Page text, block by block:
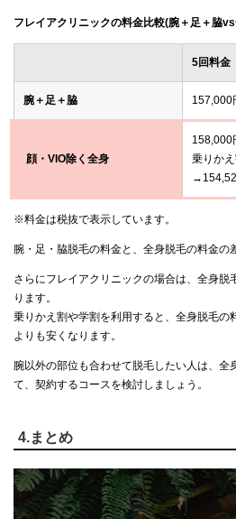
フレイアクリニックの料金比較(腕＋足＋脇
5回料金
腕＋足＋脇 157,000
顔・VIO除く全身
158,000
乗りか
※料金は税抜で表示しています。
腕・足・脇脱毛の料金と、全身脱毛の料金の
さらにフレイアクリニックの場合は、全身脱
ります。
乗りかえ割や学割を利用すると、全身脱毛の
よりも安くなります。
腕以外の部位も合わせて脱毛したい人は、全
て、契約するコースを検討しましょう。
4.まとめ